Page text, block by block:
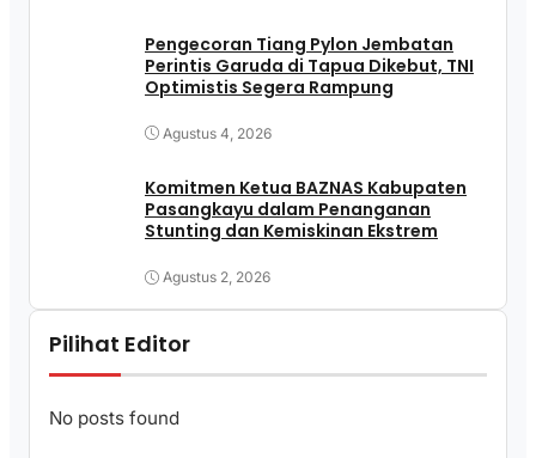
Pengecoran Tiang Pylon Jembatan
Perintis Garuda di Tapua Dikebut, TNI
Optimistis Segera Rampung
Agustus 4, 2026
Komitmen Ketua BAZNAS Kabupaten
Pasangkayu dalam Penanganan
Stunting dan Kemiskinan Ekstrem
Agustus 2, 2026
Pilihat Editor
No posts found